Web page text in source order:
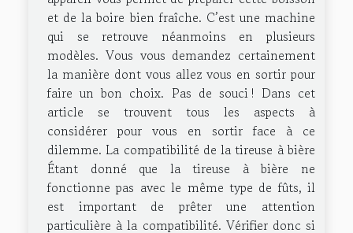
et de la boire bien fraîche. C’est une machine
qui se retrouve néanmoins en plusieurs
modèles. Vous vous demandez certainement
la manière dont vous allez vous en sortir pour
faire un bon choix. Pas de souci ! Dans cet
article se trouvent tous les aspects à
considérer pour vous en sortir face à ce
dilemme. La compatibilité de la tireuse à bière
Étant donné que la tireuse à bière ne
fonctionne pas avec le même type de fûts, il
est important de prêter une attention
particulière à la compatibilité. Vérifier donc si